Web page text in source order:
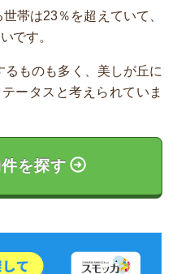
帯は23％を超えていて、
です。
ものも多く、美しが丘に
ータスと考えられていま
を探す